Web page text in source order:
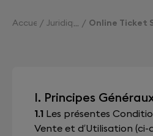
Accueil Juridique Online Ticket
I. Principes
1.1 Les présentes
Vente et d’Utilisation (ci-